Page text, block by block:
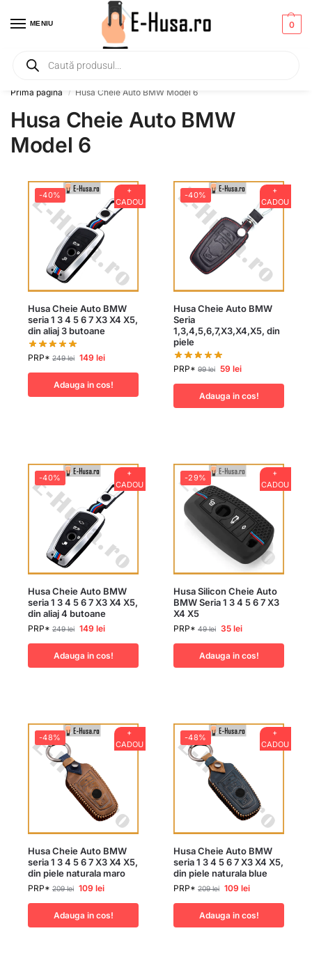
MENIU 0
Primesti un mic
Prima pagină / Husa Cheie Auto BMW Model 6
Husa Cheie Auto BMW
Model 6
+
CADOU
-40%
Husa Cheie Auto BMW
seria 1 3 4 5 6 7 X3 X4 X5,
din aliaj 3 butoane
PRP* 249lei 149 lei
Adauga in cos!
+
CADOU
-40%
Husa Cheie Auto BMW
Seria
1,3,4,5,6,7,X3,X4,X5, din
piele
PRP* 99lei 59 lei
Adauga in cos!
+
CADOU
-40%
Husa Cheie Auto BMW
seria 1 3 4 5 6 7 X3 X4 X5,
din aliaj 4 butoane
PRP* 249lei 149 lei
Adauga in cos!
+
CADOU
-29%
Husa Silicon Cheie Auto
BMW Seria 1 3 4 5 6 7 X3
X4 X5
PRP* 49lei 35 lei
Adauga in cos!
+
CADOU
-48%
Husa Cheie Auto BMW
seria 1 3 4 5 6 7 X3 X4 X5,
din piele naturala maro
PRP* 209lei 109 lei
Adauga in cos!
+
CADOU
-48%
Husa Cheie Auto BMW
seria 1 3 4 5 6 7 X3 X4 X5,
din piele naturala blue
PRP* 209lei 109 lei
Adauga in cos!